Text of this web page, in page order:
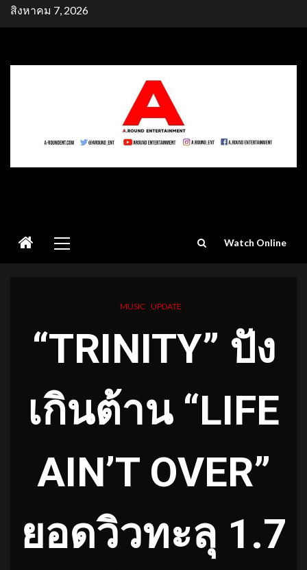
Skipสิงหาคม 7, 2026
Menu
Watch Online
MUSIC UPDATE
“TRINITY” ปัง
เกินต้าน “LIFE
AIN’T OVER”
ยอดวิวทะลุ 1.7